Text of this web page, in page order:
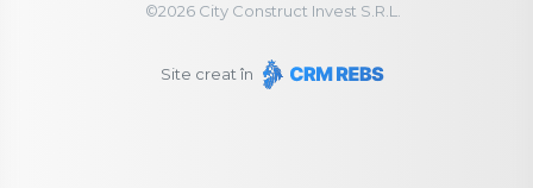
©2026City Construct Invest S.R.L.
Site creat în